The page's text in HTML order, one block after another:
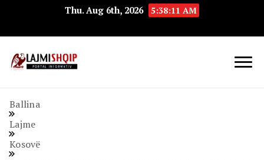
Thu. Aug 6th, 2026 5:38:12 AM
Ballina
Lajme
Kosovë